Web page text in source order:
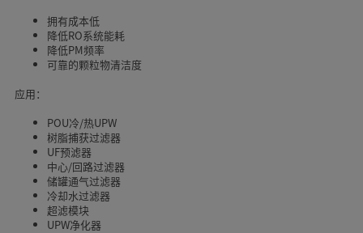
拥有成本低
降低RO系统能耗
降低PM频率
可靠的颗粒物清洁度
应用：
POU冷/热UPW
树脂捕获过滤器
UF预滤器
中心/回路过滤器
储罐通气过滤器
冷却水过滤器
超滤模块
UPW净化器